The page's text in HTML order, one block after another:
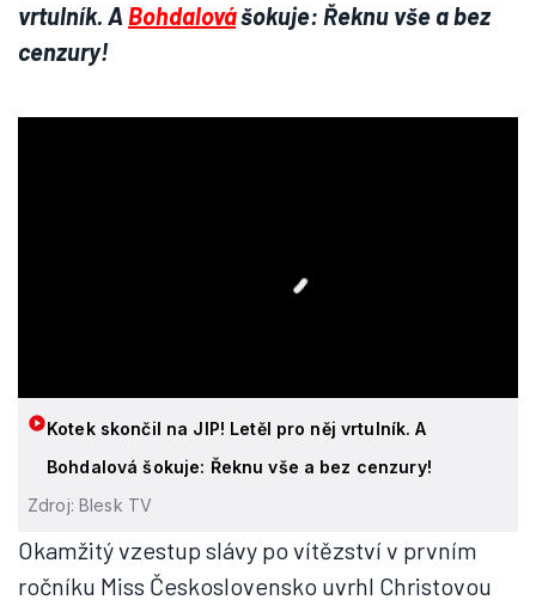
vrtulník. A Bohdalovášokuje: Řeknu vše a bez
cenzury!
Kotek skončil na JIP! Letěl pro něj vrtulník. A
Bohdalová šokuje: Řeknu vše a bez cenzury!
Zdroj: Blesk TV
Okamžitý vzestup slávy po vítězství v prvním
ročníku Miss Československo uvrhl Christovou